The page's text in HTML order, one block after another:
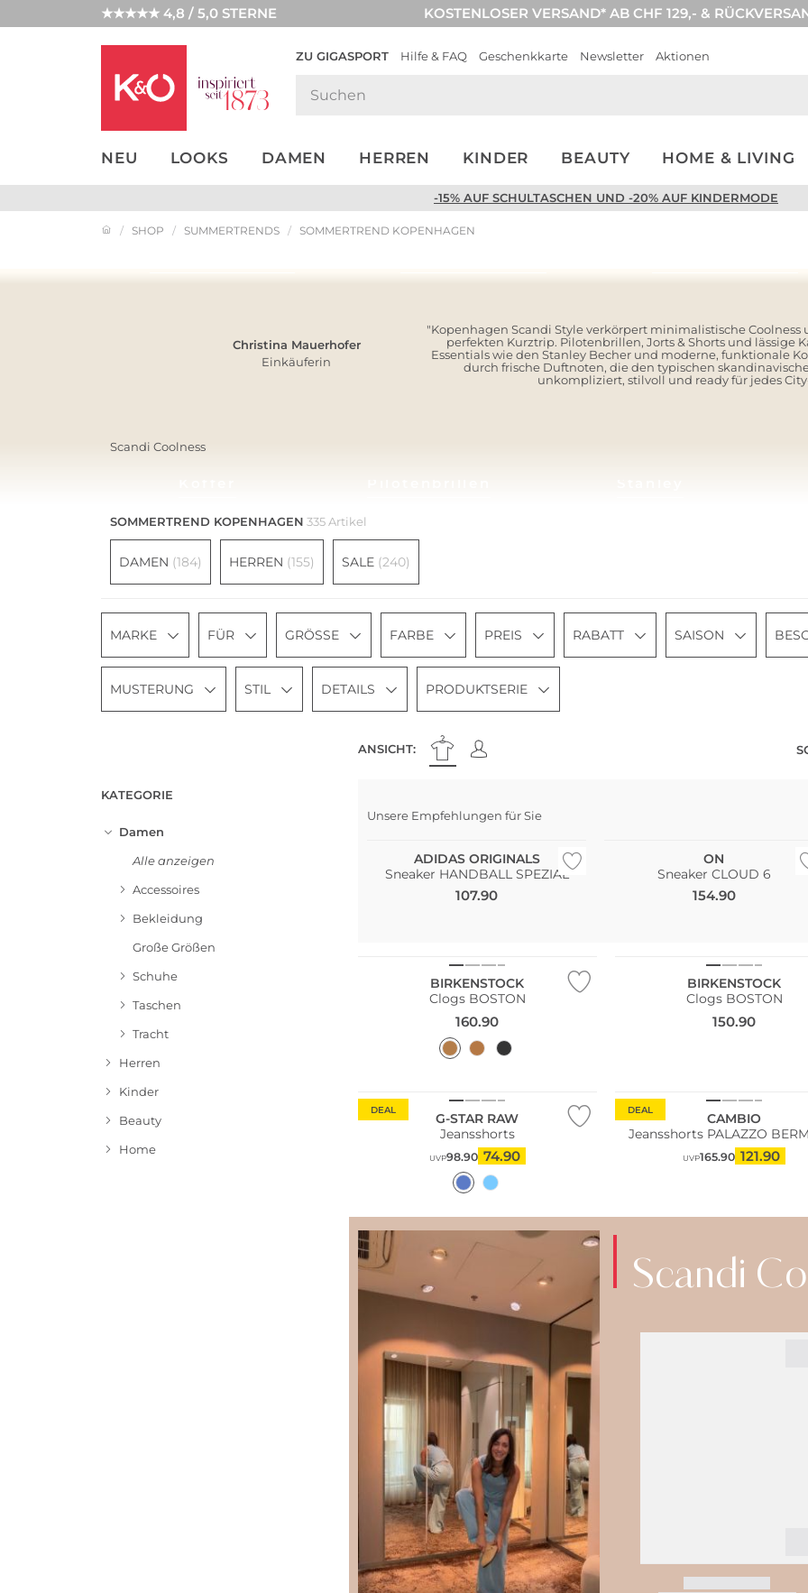
★★★★★ 4,8 / 5,0 STERNE KOSTENLOSER VERSAND* AB CHF 129,- &
ZU GIGASPORT Hilfe & FAQ Geschenkkarte Newsletter Aktionen
NEU LOOKS DAMEN HERREN KINDER BEAUTY HOME & LIVING
NEW IN
WEDDING
-15% AUF SCHULTASCHEN UND -20% AUF KINDERMODE
SHOP SUMMERTRENDS SOMMERTREND KOPENHAGEN
Christina Mauerhofer
Einkäuferin
"Kopenhagen Scandi Style verkörpert minimalistische
perfekten Kurztrip. Pilotenbrillen, Jorts & Shorts und lässige
Essentials wie den Stanley Becher und moderne, funktionale
durch frische Duftnoten, die den typischen
unkompliziert, stilvoll und ready für jedes
Scandi Coolness
SOMMERTREND KOPENHAGEN 335 Artikel
DAMEN (184) HERREN (155) SALE (240)
MARKE FÜR GRÖSSE FARBE PREIS RABATT SAISON
MUSTERUNG STIL DETAILS PRODUKTSERIE
ANSICHT:
KATEGORIE
Damen
Alle anzeigen
Accessoires
Bekleidung
Große Größen
Schuhe
Taschen
Tracht
Herren
Kinder
Beauty
Home
Unsere Empfehlungen für Sie
ADIDAS ORIGINALS
Sneaker HANDBALL SPEZIAL
107.90
ON
Sneaker CLOUD 6
154.90
BIRKENSTOCK
Clogs BOSTON
160.90
BIRKENSTOCK
Clogs BOSTON
150.90
DEAL
G-STAR RAW
Jeansshorts
UVP98.90 74.90
DEAL
CAMBIO
Jeansshorts PALAZZO
UVP165.90 121.90
Scandi